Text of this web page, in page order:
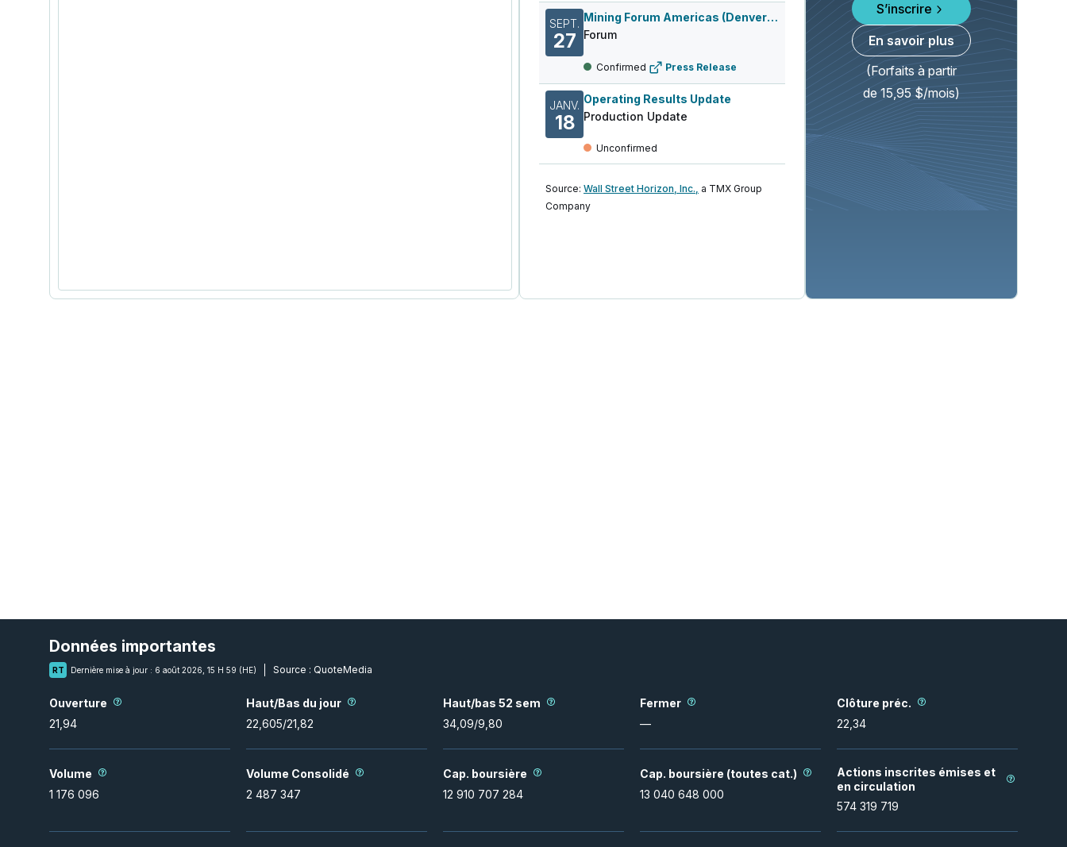
SEPT.
27
Mining Forum Americas (Denver Gold Fo...
Forum
Confirmed Press Release
JANV.
18
Operating Results Update
Production Update
Unconfirmed
Source: Wall Street Horizon, Inc., a TMX Group
Company
S’inscrire
En savoir plus
(Forfaits à partir
de 15,95 $/mois)
Données importantes
RT Dernière mise à jour : 6 août 2026, 15 H 59 (HE) Source : QuoteMedia
Ouverture
21,94
Haut/Bas du jour
22,605/21,82
Haut/bas 52 sem
34,09/9,80
Fermer
—
Clôture préc.
22,34
Volume
1 176 096
Volume Consolidé
2 487 347
Cap. boursière
12 910 707 284
Cap. boursière (toutes cat.)
13 040 648 000
Actions inscrites émises et
en circulation
574 319 719